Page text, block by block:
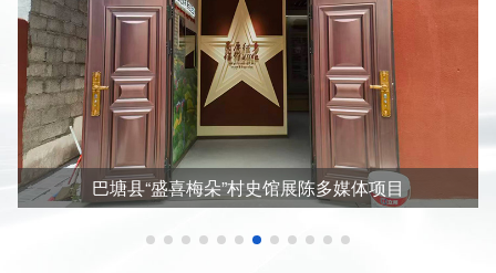
巴塘县“盛喜梅朵”村史馆展陈多媒体项目